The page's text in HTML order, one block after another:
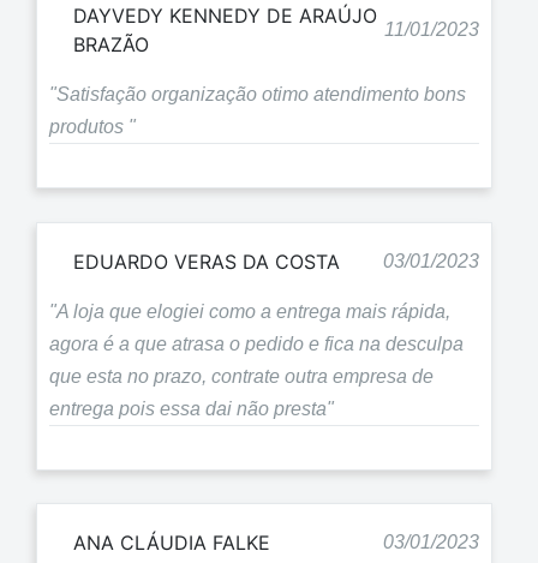
DAYVEDY KENNEDY DE ARAÚJO
BRAZÃO
11/01/2023
"Satisfação organização otimo atendimento bons
produtos "
EDUARDO VERAS DA COSTA 03/01/2023
"A loja que elogiei como a entrega mais rápida,
agora é a que atrasa o pedido e fica na desculpa
que esta no prazo, contrate outra empresa de
entrega pois essa dai não presta"
ANA CLÁUDIA FALKE 03/01/2023